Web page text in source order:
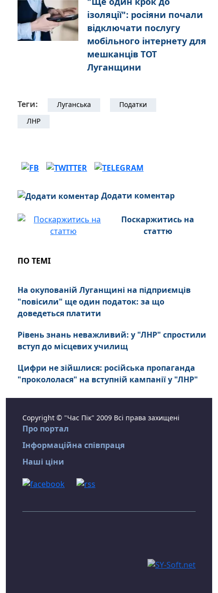
ізоляції": росіяни почали
відключати послугу
мобільного інтернету для
мешканців ТОТ
Луганщини
Теги: Луганська
Податки
ЛНР
Додати коментар
Поскаржитись на
статтю
ПО ТЕМІ
На окупованій Луганщині на підприємців
"повісили" ще один податок: за що
доведеться платити
Рівень знань неважливий: у "ЛНР" спростили
вступ до місцевих училищ
Цифри не зійшлися: російська пропаганда
"прокололася" на вступній кампанії у "ЛНР"
Copyright © "Час Пік" 2009 Всі права захищені
Про портал
Інформаційна співпраця
Наші ціни